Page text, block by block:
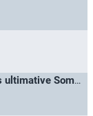
Pilawas große Weltreise – Das ultimative Sommerquiz